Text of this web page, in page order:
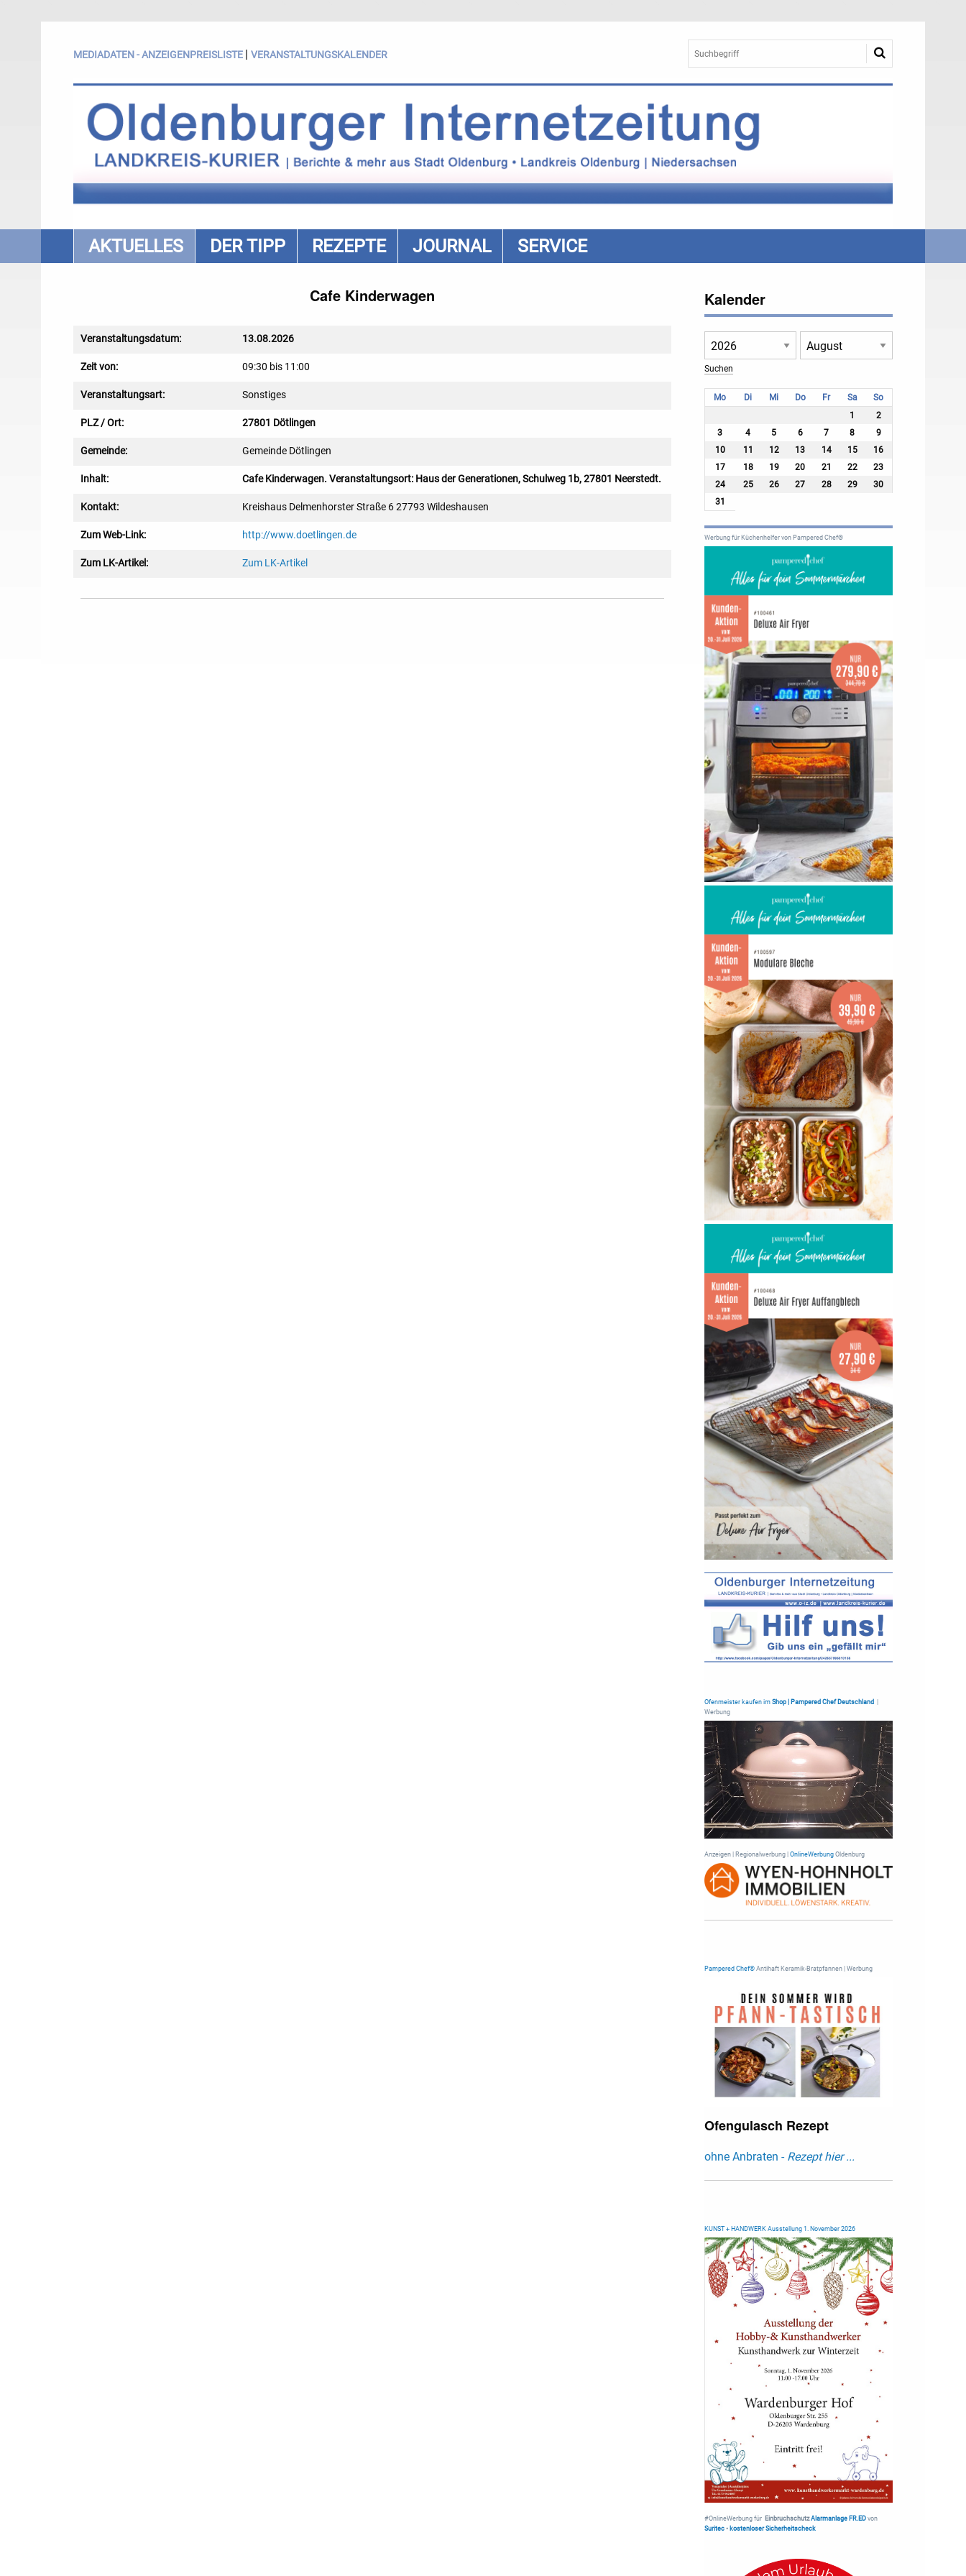
MEDIADATEN - ANZEIGENPREISLISTE | VERANSTALTUNGSKALENDER
AKTUELLES DER TIPP REZEPTE JOURNAL SERVICE
Cafe Kinderwagen
Veranstaltungsdatum: 13.08.2026
Zeit von: 09:30 bis 11:00
Veranstaltungsart: Sonstiges
PLZ / Ort: 27801 Dötlingen
Gemeinde: Gemeinde Dötlingen
Inhalt: Cafe Kinderwagen. Veranstaltungsort: Haus der Generationen, Schulweg 1b, 27801 Neerstedt.
Kontakt: Kreishaus Delmenhorster Straße 6 27793 Wildeshausen
Zum Web-Link: http://www.doetlingen.de
Zum LK-Artikel: Zum LK-Artikel
Kalender
Mo Di Mi Do Fr Sa
So
1
2
3
4 5 6 7 8
9
10
11 12 13 14 15
16
17
18 19 20 21 22
23
24
25 26 27 28 29
30
31
Werbung für Küchenhelfer von Pampered Chef®
Ofenmeister kaufen im Shop | Pampered Chef Deutschland
Werbung
Anzeigen | Regionalwerbung | OnlineWerbungOldenburg
Pampered Chef®Antihaft Keramik-Bratpfannen | Werbung
Ofengulasch Rezept
ohne Anbraten - Rezept hier ...
KUNST + HANDWERK Ausstellung 1. November 2026
#OnlineWerbung für Einbruchschutz Alarmanlage FR.ED von
Suritec• kostenloser Sicherheitscheck